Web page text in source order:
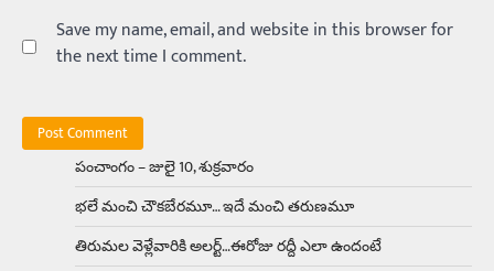
Save my name, email, and website in this browser for
the next time I comment.
పంచాంగం – జులై 10, శుక్రవారం
భలే మంచి చౌకబేరమూ… ఇదే మంచి తరుణమూ
తిరుమల వెళ్లేవారికి అలర్ట్‌…ఈరోజు రద్దీ ఎలా ఉందంటే
కడుపు నింపుకోవడానికి భిక్షాటన చేస్తున్నా… చేతికి వచ్చిన
డబ్బును తనకోసం కాకుండా సమాజం కోసం ఖర్చు
చేస్తున్నాడు ఓ వృద్ధుడు.…
Balachander 22/05/2026
భారత ఆటోమొబైల్ చరిత్రలో మధ్యతరగతి కుటుంబాల
కలను నిజం చేసిన కారు ఏదైనా ఉందంటే అది మారుతి
800. ఇప్పుడు…